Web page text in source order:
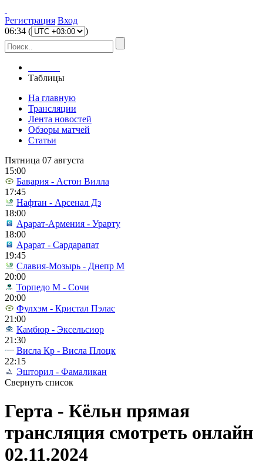
Регистрация Вход
06:34 ( )
Таблицы
На главную
Трансляции
Лента новостей
Обзоры матчей
Статьи
Пятница 07 августа
15:00
Бавария - Астон Вилла
17:45
Нафтан - Арсенал Дз
18:00
Арарат-Армения - Урарту
18:00
Арарат - Сардарапат
19:45
Славия-Мозырь - Днепр М
20:00
Торпедо М - Сочи
20:00
Фулхэм - Кристал Пэлас
21:00
Камбюр - Эксельсиор
21:30
Висла Кр - Висла Плоцк
22:15
Эшторил - Фамаликан
Свернуть список
Герта - Кёльн прямая
трансляция смотреть онлайн
02.11.2024